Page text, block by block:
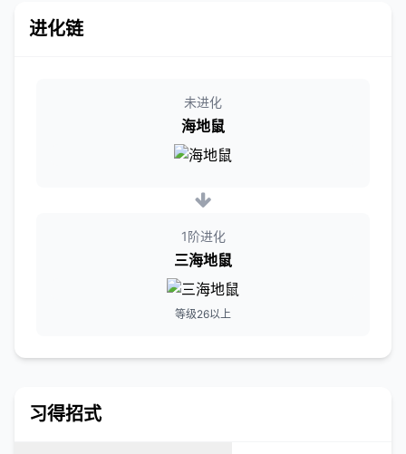
进化链
未进化
海地鼠
1阶进化
三海地鼠
等级26以上
习得招式